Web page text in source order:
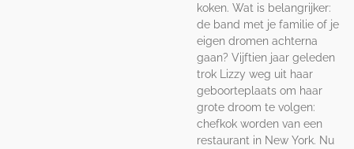
koken. Wat is belangrijker:
de band met je familie of je
eigen dromen achterna
gaan? Vijftien jaar geleden
trok Lizzy weg uit haar
geboorteplaats om haar
grote droom te volgen:
chefkok worden van een
restaurant in New York. Nu